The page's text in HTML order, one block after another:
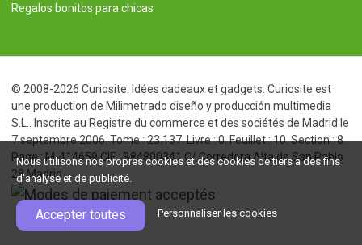
Regalos bonitos para chicas
© 2008-2026 Curiosite. Idées cadeaux et gadgets. Curiosite est
une production de Milimetrado diseño y producción multimedia
S.L.. Inscrite au Registre du commerce et des sociétés de Madrid le
7 septembre 2006. Tome : 23.137. Livre : 0. Feuillet : 10. Section : 8.
Page : M-414659 CIF : B84800341 C/ Corredera Alta de San Pablo
28 Madrid
Nous utilisons nos propres cookies et des cookies de tiers à des fins
d'analyse et de publicité.
Accepter toutes Personnaliser les cookies